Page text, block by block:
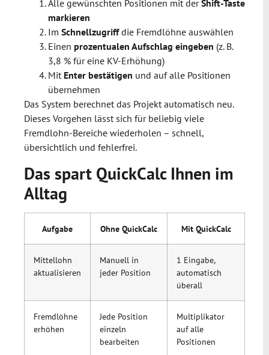
Alle gewünschten Positionen mit derShift-Taste
markieren
Im Schnellzugriffdie Fremdlöhne auswählen
Einen prozentualen Aufschlag eingeben (z. B.
3,8 % für eine KV-Erhöhung)
Mit Enter bestätigen und auf alle Positionen
übernehmen
Das System berechnet das Projekt automatisch neu.
Dieses Vorgehen lässt sich für beliebig viele
Fremdlohn-Bereiche wiederholen – schnell,
übersichtlich und fehlerfrei.
Das spart QuickCalc Ihnen im
Alltag
Aufgabe Ohne QuickCalc Mit QuickCalc
Mittellohn
aktualisieren
Manuell in
jeder Position
1 Eingabe,
automatisch
überall
Fremdlöhne
erhöhen
Jede Position
einzeln
bearbeiten
Multiplikator
auf alle
Positionen